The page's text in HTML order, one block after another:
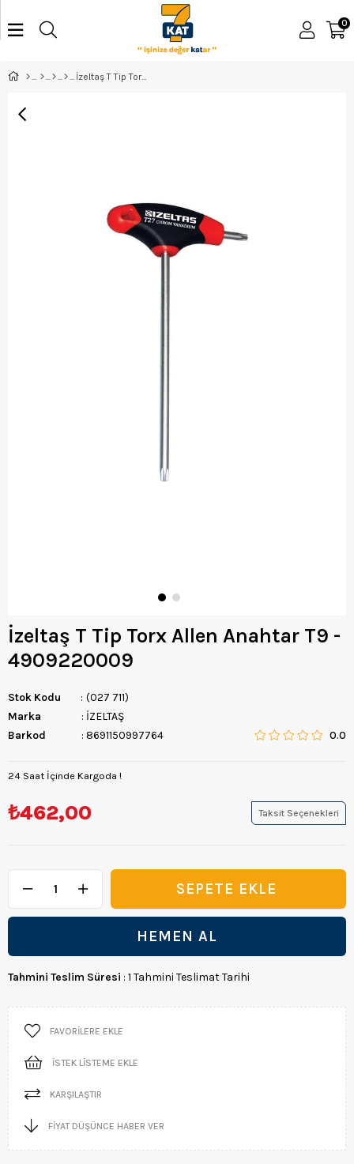
0
İzeltaş T Tip Torx Allen Anahtar T9 - 4909220009
İzeltaş T Tip Torx Allen Anahtar T9 -
4909220009
Stok Kodu
(027 711)
Marka
: İZELTAŞ
Barkod
: 8691150997764 0.0
24 Saat İçinde Kargoda !
₺462,00 Taksit Seçenekleri
Tahmini Teslim Süresi : 1 Tahmini Teslimat Tarihi
FAVORILERE EKLE
İSTEK LISTEME EKLE
KARŞILAŞTIR
FIYAT DÜŞÜNCE HABER VER